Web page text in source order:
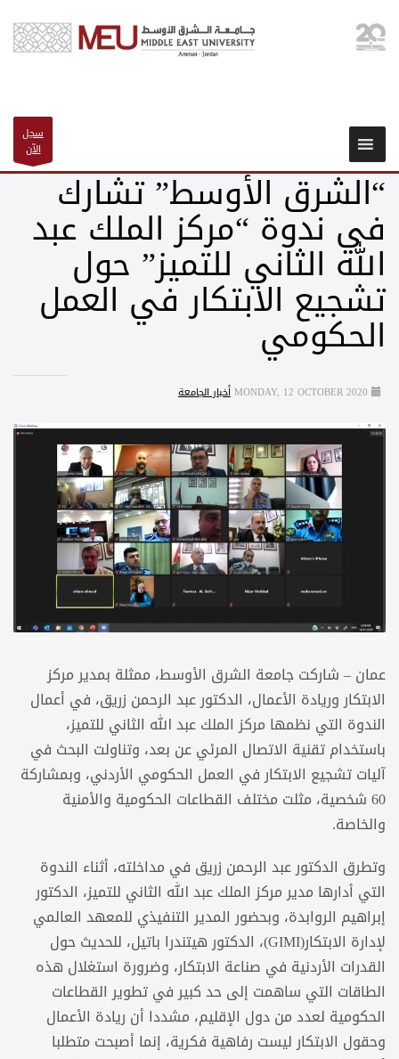
سجل
الآن
“الشرق الأوسط” تشارك
في ندوة “مركز الملك عبد
الله الثاني للتميز” حول
تشجيع الابتكار في العمل
الحكومي
MONDAY, 12 OCTOBER 2020أخبار الجامعة
عمان – شاركت جامعة الشرق الأوسط، ممثلة بمدير مركز
الابتكار وريادة الأعمال، الدكتور عبد الرحمن زريق، في أعمال
الندوة التي نظمها مركز الملك عبد الله الثاني للتميز،
باستخدام تقنية الاتصال المرئي عن بعد، وتناولت البحث في
آليات تشجيع الابتكار في العمل الحكومي الأردني، وبمشاركة
60 شخصية، مثلت مختلف القطاعات الحكومية والأمنية
والخاصة.
وتطرق الدكتور عبد الرحمن زريق في مداخلته، أثناء الندوة
التي أدارها مدير مركز الملك عبد الله الثاني للتميز، الدكتور
إبراهيم الروابدة، وبحضور المدير التنفيذي للمعهد العالمي
لإدارة الابتكار(GIMI)، الدكتور هيتندرا باتيل، للحديث حول
القدرات الأردنية في صناعة الابتكار، وضرورة استغلال هذه
الطاقات التي ساهمت إلى حد كبير في تطوير القطاعات
الحكومية لعدد من دول الإقليم، مشددا أن ريادة الأعمال
وحقول الابتكار ليست رفاهية فكرية، إنما أصبحت متطلبا